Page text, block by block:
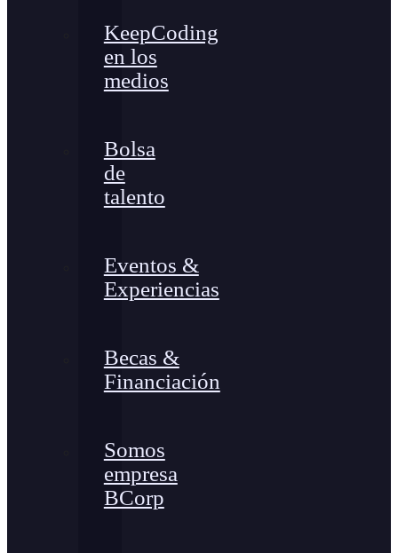
KeepCoding
en los
medios
Bolsa
de
talento
Eventos &
Experiencias
Becas &
Financiación
Somos
empresa
BCorp